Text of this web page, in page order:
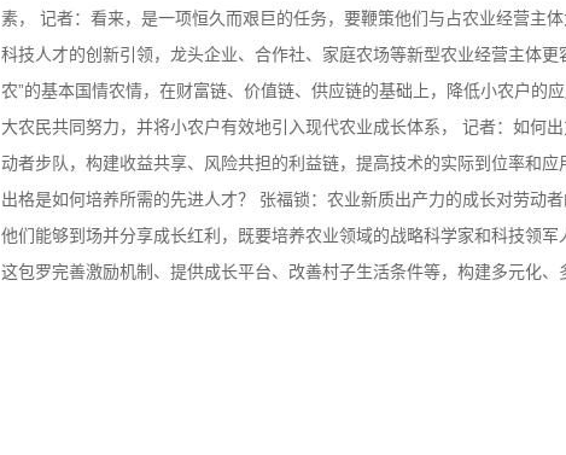
素， 记者：看来，是一项恒久而艰巨的任务，要鞭策他们与占农业经营主
科技人才的创新引领，龙头企业、合作社、家庭农场等新型农业经营主体
农”的基本国情农情，在财富链、价值链、供应链的基础上，降低小农户的
大农民共同努力，并将小农户有效地引入现代农业成长体系， 记者：如何
动者步队，构建收益共享、风险共担的利益链，提高技术的实际到位率和应
出格是如何培养所需的先进人才？ 张福锁：农业新质出产力的成长对劳动
他们能够到场并分享成长红利，既要培养农业领域的战略科学家和科技领军
这包罗完善激励机制、提供成长平台、改善村子生活条件等，构建多元化、